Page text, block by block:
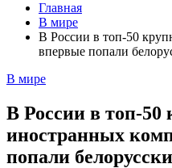
Главная
В мире
В России в топ-50
впервые попали
В мире
В России в топ-
иностранных
попали